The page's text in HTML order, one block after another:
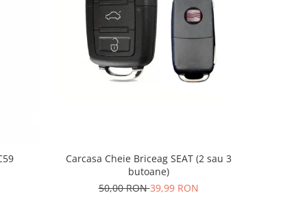
Carcasa Cheie Briceag SEAT (2 sau 3
butoane)
50,00 RON39,99 RON